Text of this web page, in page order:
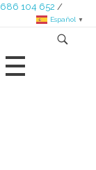
686 104 652 /
Español ▼